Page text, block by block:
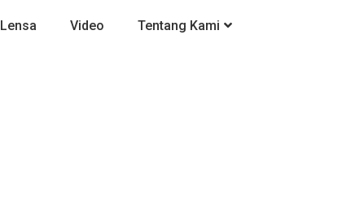
Lensa Video Tentang Kami